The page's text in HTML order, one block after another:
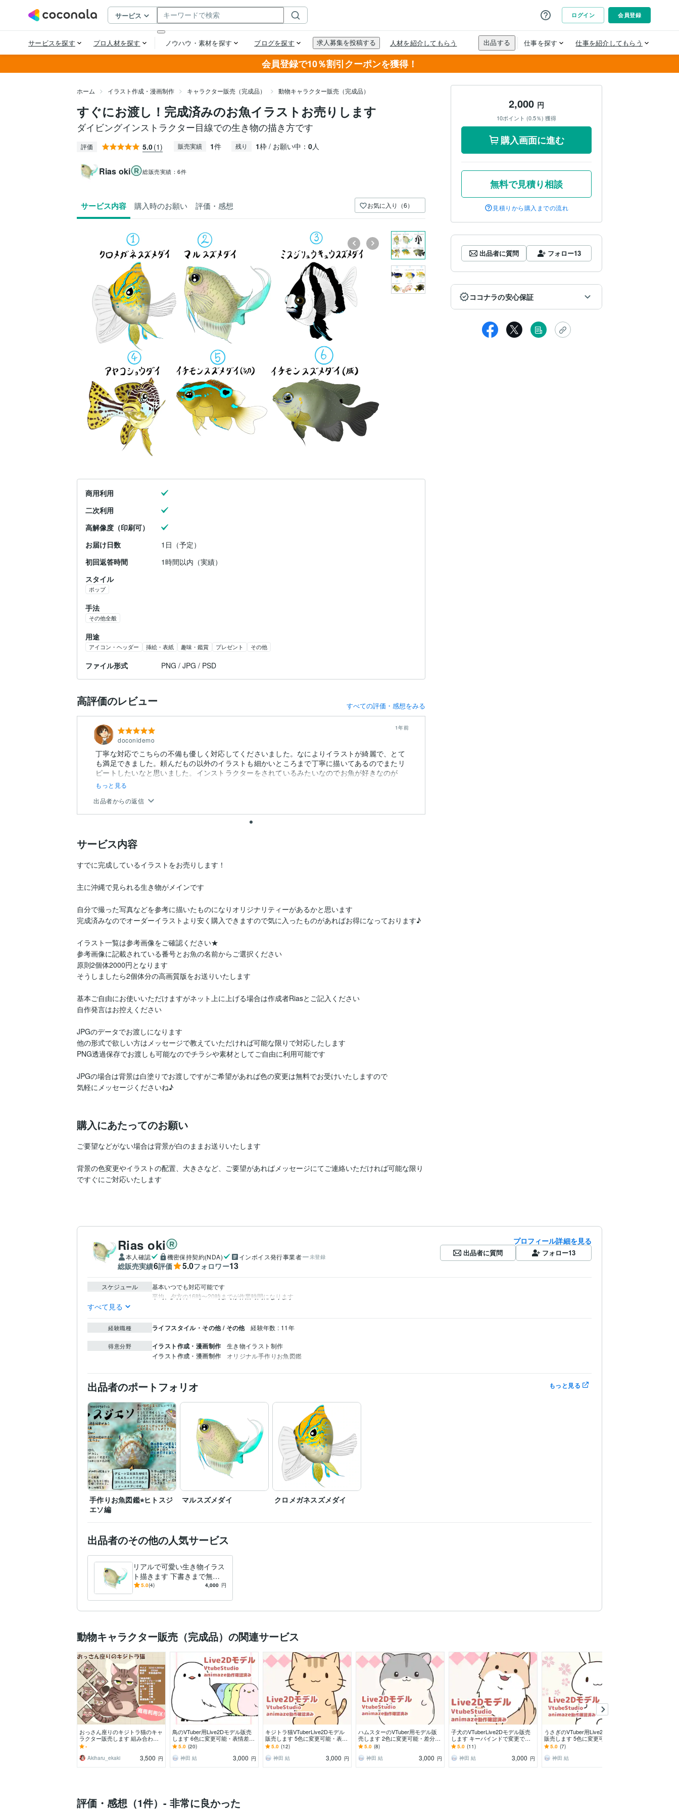
会員登録で10％割引クーポンを獲得！
ホーム イラスト作成・漫画制作 キャラクター販売（完成品） 動物キャラクター販売（完成品）
すぐにお渡し！完成済みのお魚イラストお売りします
ダイビングインストラクター目線での生き物の描き方です
評価 5.0(1) 販売実績 1件 残り 1枠 / お願い中： 0人
Rias oki 総販売実績：6件
サービス内容 購入時のお願い 評価・感想 お気に入り（6）
商用利用
二次利用
高解像度（印刷可）
お届け日数
1日（予定）
初回返答時間
1時間以内（実績）
スタイル
ポップ
手法
その他全般
用途
アイコン・ヘッダー 挿絵・表紙 趣味・鑑賞 プレゼント その他
ファイル形式 PNG / JPG / PSD
高評価のレビュー すべての評価・感想をみる
doconidemo
1年前
丁寧な対応でこちらの不備も優しく対応してくださいました。なによりイラストが綺麗で、とて
も満足できました。頼んだもの以外のイラストも細かいところまで丁寧に描いてあるのでまたリ
ピートしたいなと思いました。インストラクターをされているみたいなのでお魚が好きなのが
伝...
もっと見る
出品者からの返信
サービス内容
すでに完成しているイラストをお売りします！
主に沖縄で見られる生き物がメインです
自分で撮った写真などを参考に描いたものになりオリジナリティーがあるかと思います
完成済みなのでオーダーイラストより安く購入できますので気に入ったものがあればお得になっております♪
イラスト一覧は参考画像をご確認ください★
参考画像に記載されている番号とお魚の名前からご選択ください
原則2個体2000円となります
そうしましたら2個体分の高画質版をお送りいたします
基本ご自由にお使いいただけますがネット上に上げる場合は作成者Riasとご記入ください
自作発言はお控えください
JPGのデータでお渡しになります
他の形式で欲しい方はメッセージで教えていただければ可能な限りで対応したします
PNG透過保存でお渡しも可能なのでチラシや素材としてご自由に利用可能です
JPGの場合は背景は白塗りでお渡しですがご希望があれば色の変更は無料でお受けいたしますので
気軽にメッセージくださいね♪
購入にあたってのお願い
ご要望などがない場合は背景が白のままお送りいたします
背景の色変更やイラストの配置、大きさなど、ご要望があればメッセージにてご連絡いただければ可能な限り
ですぐにご対応いたします
2,000 円
10ポイント (0.5％) 獲得
購入画面に進む
無料で見積り相談
見積りから購入までの流れ
出品者に質問 フォロー13
ココナラの安心保証
Rias oki
本人確認 機密保持契約(NDA) インボイス発行事業者 未登録
総販売実績6評価 5.0フォロワー13
プロフィール詳細を見る
出品者に質問 フォロー13
スケジュール
基本いつでも対応可能です
平均、夕方の16時〜20時までが作業時間になります
すべて見る
経験職種 ライフスタイル・その他 / その他 経験年数 : 11年
得意分野 イラスト作成・漫画制作 生き物イラスト制作
イラスト作成・漫画制作 オリジナル手作りお魚図鑑
出品者のポートフォリオ もっと見る
手作りお魚図鑑⭐︎ヒトスジ
エソ編
マルスズメダイ クロメガネスズメダイ
出品者のその他の人気サービス
リアルで可愛い生き物イラス
ト描きます 下書きまで無料⭐︎
イメージにご納得いただいて
5.0(4) 4,000 円
動物キャラクター販売（完成品）の関連サービス
おっさん座りのキジトラ猫のキャ
ラクター販売します 組み合わせ
自由！ゲームや動画の素材などに
-
Akiharu_ekaki
3,500 円
鳥のVTuber用Live2Dモデル販売
します 6色に変更可能・表情差分
4点付きです♪
5.0 (20)
神田 結
3,000 円
キジトラ猫VTuberLive2Dモデル
販売します 5色に変更可能・表情
差分4点付きです♪
5.0 (12)
神田 結
3,000 円
ハムスターのVTuber用モデル販
売します 2色に変更可能・差分4
点付きです♪
5.0 (8)
神田 結
3,000 円
子犬のVTuberLive2Dモデル販売
します キーバインドで変更でき
る表情差分4点付きです♪
5.0 (11)
神田 結
3,000 円
うさぎのVTuber用Live2Dモデル
販売します 5色に変更可能・表情
差分4点付きです♪
5.0 (7)
神田 結
評価・感想（1件）- 非常に良かった